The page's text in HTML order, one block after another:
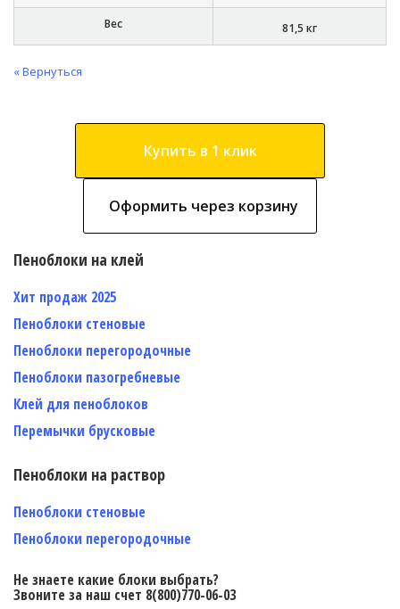
Вес 81,5 кг
« Вернуться
Купить в 1 клик
Оформить через корзину
Пеноблоки на клей
Хит продаж 2025
Пеноблоки стеновые
Пеноблоки перегородочные
Пеноблоки пазогребневые
Клей для пеноблоков
Перемычки брусковые
Пеноблоки на раствор
Пеноблоки стеновые
Пеноблоки перегородочные
Не знаете какие блоки выбрать?
Звоните за наш счет 8(800)770-06-03